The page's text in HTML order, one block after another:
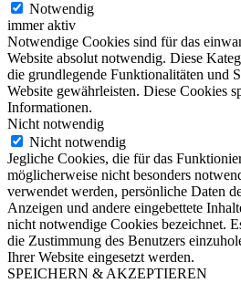
Notwendig
immer aktiv
Notwendige Cookies sind für das
Website absolut notwendig. Diese
die grundlegende Funktionalitäten und
Website gewährleisten. Diese Cookies
Informationen.
Nicht notwendig
Nicht notwendig
Jegliche Cookies, die für das
möglicherweise nicht besonders
verwendet werden, persönliche Daten
Anzeigen und andere eingebettete
nicht notwendige Cookies bezeichnet.
die Zustimmung des Benutzers
Ihrer Website eingesetzt werden.
SPEICHERN & AKZEPTIEREN